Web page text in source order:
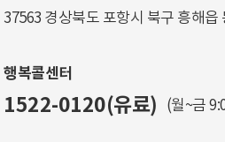
37563 경상북도 포항시 북구 흥해읍
행복콜센터
1522-0120(유료) (월~금